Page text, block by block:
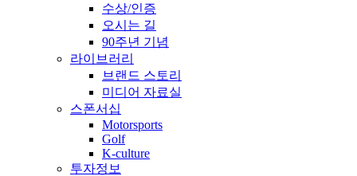
수상/인증
오시는 길
90주년 기념
라이브러리
브랜드 스토리
미디어 자료실
스폰서십
Motorsports
Golf
K-culture
투자정보